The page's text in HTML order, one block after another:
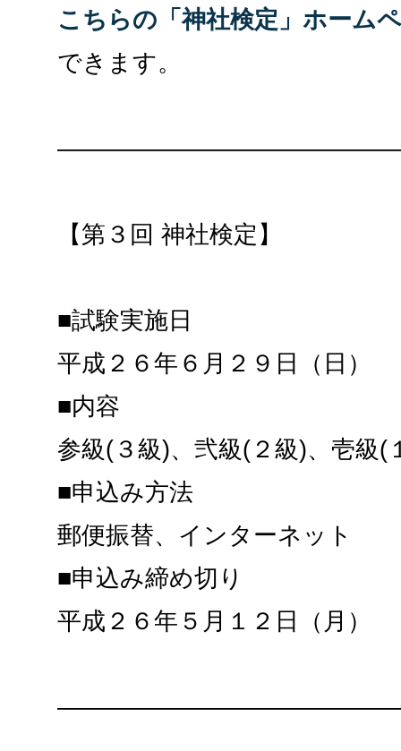
こちらの「神社検定」ホーム
できます。
【第３回 神社検定】
■試験実施日
平成２６年６月２９日（日）
■内容
参級(３級)、弐級(２級)、壱級(
■申込み方法
郵便振替、インターネット
■申込み締め切り
平成２６年５月１２日（月）